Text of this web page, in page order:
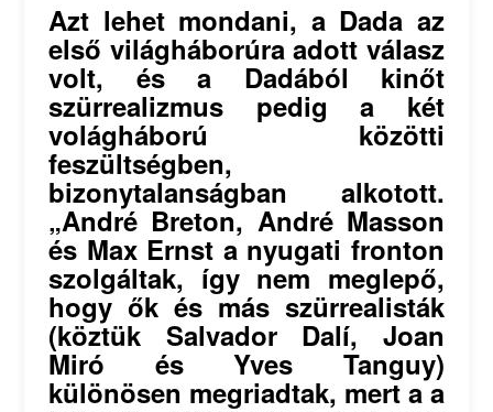
Azt lehet mondani, a Dada az
első világháborúra adott válasz
volt, és a Dadából kinőt
szürrealizmus pedig a két
volágháború közötti
feszültségben,
bizonytalanságban alkotott.
„André Breton, André Masson
és Max Ernst a nyugati fronton
szolgáltak, így nem meglepő,
hogy ők és más szürrealisták
(köztük Salvador Dalí, Joan
Miró és Yves Tanguy)
különösen megriadtak, mert a a